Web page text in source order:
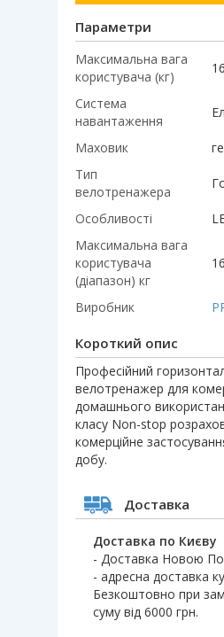
Параметри
Максимальна вага
користувача (кг)
Система
навантаження
Маховик
Тип
велотренажера
Особливості
Максимальна вага
користувача
(діапазон) кг
Виробник
Короткий опис
Професійний
велотренажер для
домашнього
класу Non-stop
комерційне
добу.
Доставка
Доставка по Києву
- Доставка Новою
- адресна доставка
Безкоштовно при
суму від 6000 грн.